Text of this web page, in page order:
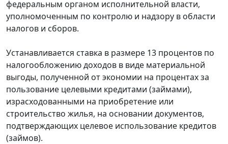
федеральным органом исполнительной власти,
уполномоченным по контролю и надзору в области
налогов и сборов.
Устанавливается ставка в размере 13 процентов по
налогообложению доходов в виде материальной
выгоды, полученной от экономии на процентах за
пользование целевыми кредитами (займами),
израсходованными на приобретение или
строительство жилья, на основании документов,
подтверждающих целевое использование кредитов
(займов).